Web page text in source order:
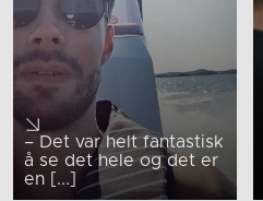
– Det var helt fantastisk
å se det hele og det er
en [...]